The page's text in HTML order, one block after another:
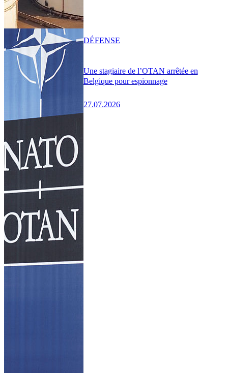
Une stagiaire de l’OTAN arrêtée en
Belgique pour espionnage
27.07.2026
DÉFENSE